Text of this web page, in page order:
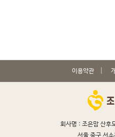
이용약관
회사명 : 조은맘 산후
서울 중구 서